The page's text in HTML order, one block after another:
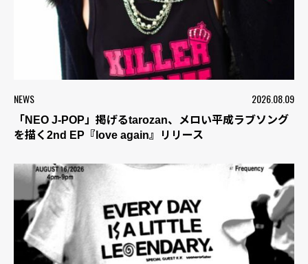
NEWS 2026.08.09
「NEO J-POP」掲げるtarozan、メロい平成ラブソング
を描く2nd EP『love again』リリース